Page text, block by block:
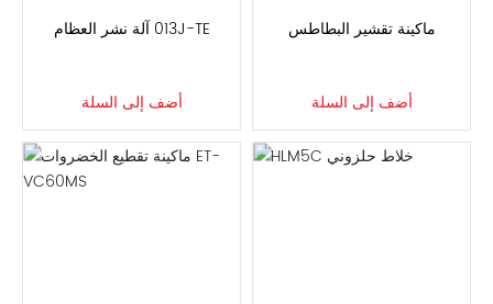
ET-J310 آلة نشر العظام
أضف إلى السلة
ماكينة تقشير البطاطس
أضف إلى السلة